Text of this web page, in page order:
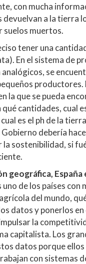
con mucha
devuelvan a la tierra
suelos muertos.
tener una
En el sistema de
se
productores.
la que se pueda
qué cantidades, cual
es el ph de la
Gobierno debería
la sostenibilidad, si
geográfica, España
uno de los países con
del mundo,
datos y ponerlos en
la
capitalista. Los
datos porque
con sistemas